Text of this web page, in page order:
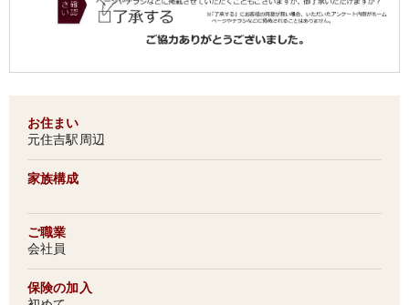
お住まい
元住吉駅周辺
家族構成
ご職業
会社員
保険の加入